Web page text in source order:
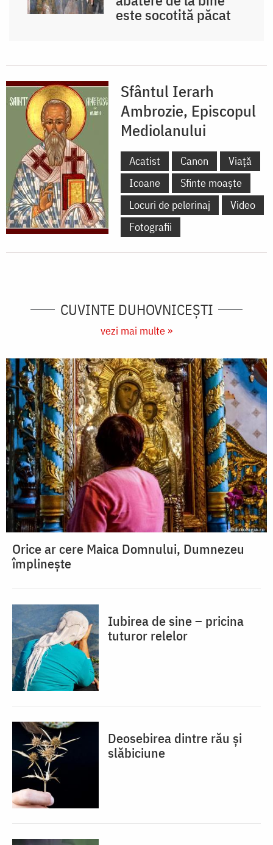
este socotită păcat
Sfântul Ierarh
Ambrozie, Episcopul
Mediolanului
Acatist Canon
Viață
Icoane
Sfinte moaște
Locuri de pelerinaj
Video
Fotografii
CUVINTE DUHOVNICEȘTI
vezi mai multe »
Orice ar cere Maica Domnului, Dumnezeu
împlinește
Iubirea de sine – pricina
tuturor relelor
Deosebirea dintre rău și
slăbiciune